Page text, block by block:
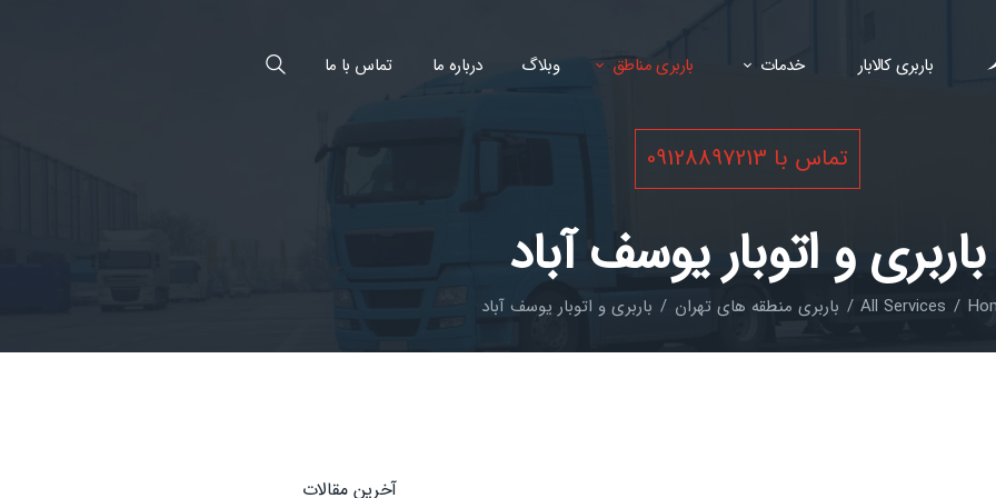
باربری کالابار خدمات باربری مناطق وبلاگ درباره ما تماس با ما
تماس با 09128897213
باربری و اتوبار یوسف آباد
All Services باربری منطقه های تهران باربری و اتوبار یوسف آباد
آخرین مقالات